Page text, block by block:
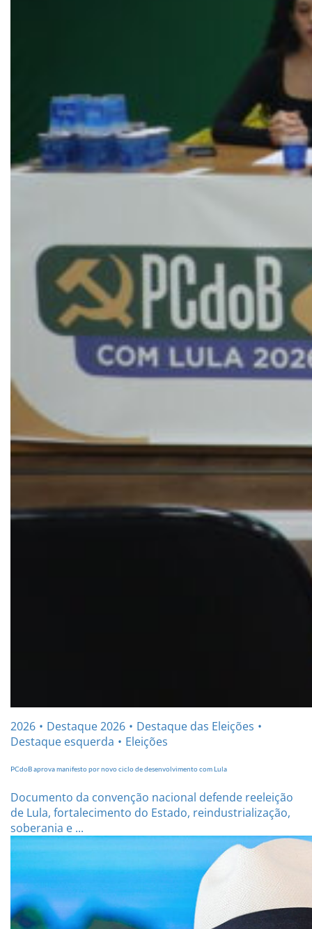
2026 Destaque 2026
Destaque das Eleições
Destaque esquerda
Eleições
PCdoB aprova manifesto por novo ciclo de desenvolvimento com Lula
Documento da convenção nacional defende reeleição
de Lula, fortalecimento do Estado, reindustrialização,
soberania e ...